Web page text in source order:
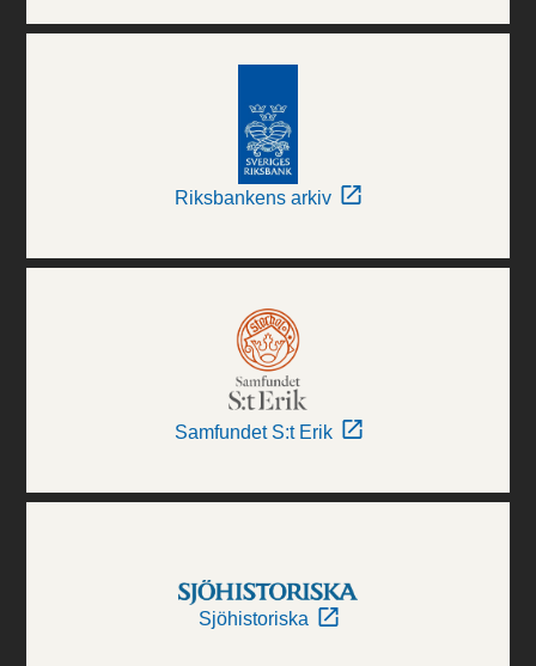
Riksbankens arkiv
Samfundet S:t Erik
Sjöhistoriska